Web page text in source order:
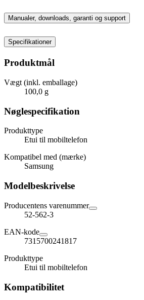
Manualer, downloads, garanti og support
Specifikationer
Produktmål
Vægt (inkl. emballage)
100,0 g
Nøglespecifikation
Produkttype
Etui til mobiltelefon
Kompatibel med (mærke)
Samsung
Modelbeskrivelse
Producentens varenummer
52-562-3
EAN-kode
7315700241817
Produkttype
Etui til mobiltelefon
Kompatibilitet